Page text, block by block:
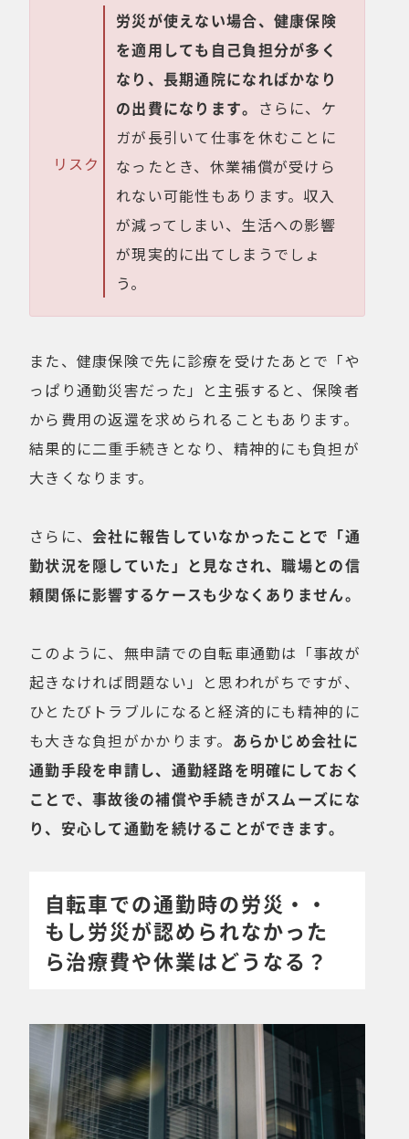
リスク
労災が使えない場合、健康保険
を適用しても自己負担分が多く
なり、長期通院になればかなり
の出費になります。 さらに、ケ
ガが長引いて仕事を休むことに
なったとき、休業補償が受けら
れない可能性もあります。収入
が減ってしまい、生活への影響
が現実的に出てしまうでしょ
う。
また、健康保険で先に診療を受けたあとで「や
っぱり通勤災害だった」と主張すると、保険者
から費用の返還を求められることもあります。
結果的に二重手続きとなり、精神的にも負担が
大きくなります。
さらに、会社に報告していなかったことで「通
勤状況を隠していた」と見なされ、職場との信
頼関係に影響するケースも少なくありません。
このように、無申請での自転車通勤は「事故が
起きなければ問題ない」と思われがちですが、
ひとたびトラブルになると経済的にも精神的に
も大きな負担がかかります。 あらかじめ会社に
通勤手段を申請し、通勤経路を明確にしておく
ことで、事故後の補償や手続きがスムーズにな
り、安心して通勤を続けることができます。
自転車での通勤時の労災・・
もし労災が認められなかった
ら治療費や休業はどうなる？